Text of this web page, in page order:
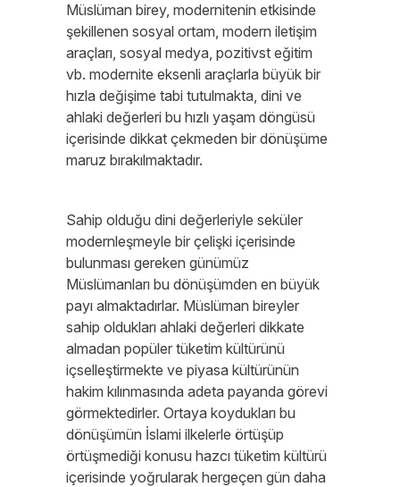
Müslüman birey, modernitenin etkisinde
şekillenen sosyal ortam, modern iletişim
araçları, sosyal medya, pozitivst eğitim
vb. modernite eksenli araçlarla büyük bir
hızla değişime tabi tutulmakta, dini ve
ahlaki değerleri bu hızlı yaşam döngüsü
içerisinde dikkat çekmeden bir dönüşüme
maruz bırakılmaktadır.
Sahip olduğu dini değerleriyle seküler
modernleşmeyle bir çelişki içerisinde
bulunması gereken günümüz
Müslümanları bu dönüşümden en büyük
payı almaktadırlar. Müslüman bireyler
sahip oldukları ahlaki değerleri dikkate
almadan popüler tüketim kültürünü
içselleştirmekte ve piyasa kültürünün
hakim kılınmasında adeta payanda görevi
görmektedirler. Ortaya koydukları bu
dönüşümün İslami ilkelerle örtüşüp
örtüşmediği konusu hazcı tüketim kültürü
içerisinde yoğrularak hergeçen gün daha